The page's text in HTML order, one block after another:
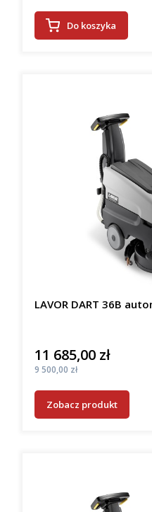
Do koszyka
LAVOR DART 36B
Cena
11 685,00 zł
Cena
9 500,00 zł
Zobacz produkt